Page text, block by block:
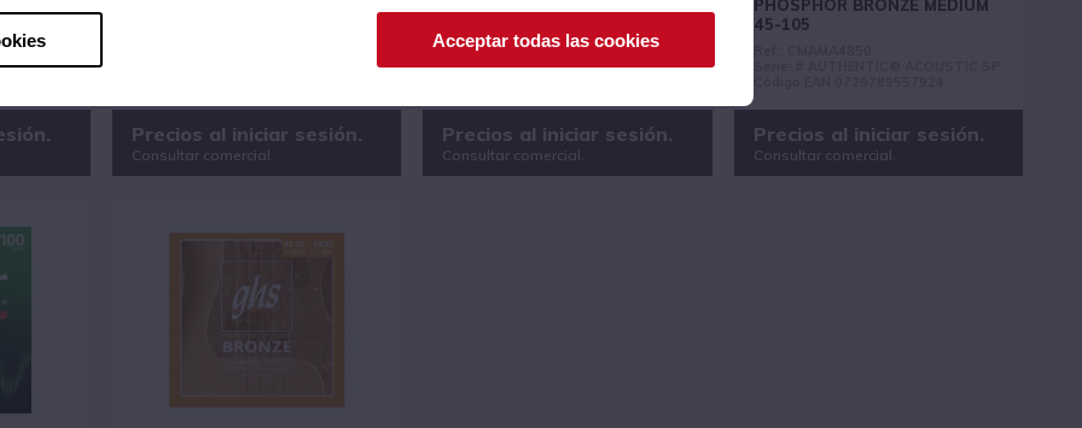
Precios al iniciar sesión.
Consultar comercial.
Ref.: CMAMA4800
Serie: # AUTHENTIC® ACOUSTIC SP
Precios al iniciar sesión.
Consultar comercial.
PHOSPHOR BRONZE MEDIUM
45-105
Precios al iniciar sesión.
Consultar comercial.
Acceptar todas las cookies